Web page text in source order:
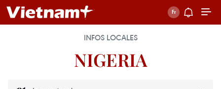
INFOS LOCALES
NIGERIA